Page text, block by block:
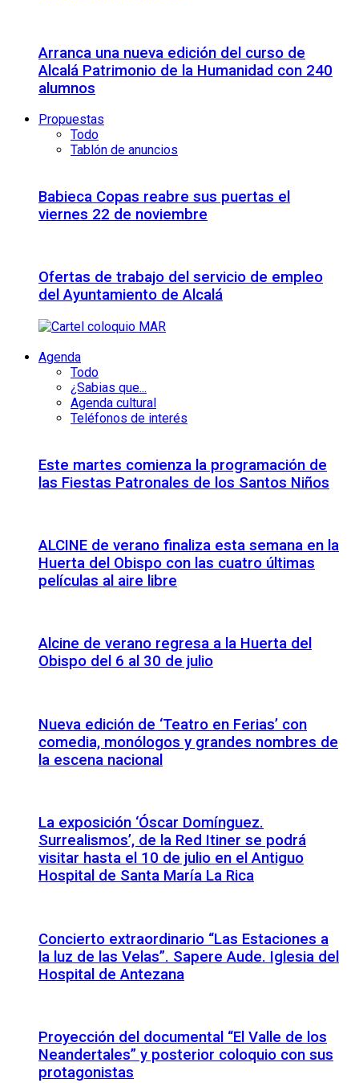
Arranca una nueva edición del curso de
Alcalá Patrimonio de la Humanidad con 240
alumnos
Propuestas
Todo
Tablón de anuncios
Babieca Copas reabre sus puertas el
viernes 22 de noviembre
Ofertas de trabajo del servicio de empleo
del Ayuntamiento de Alcalá
Agenda
Todo
¿Sabias que...
Agenda cultural
Teléfonos de interés
Este martes comienza la programación de
las Fiestas Patronales de los Santos Niños
ALCINE de verano finaliza esta semana en la
Huerta del Obispo con las cuatro últimas
películas al aire libre
Alcine de verano regresa a la Huerta del
Obispo del 6 al 30 de julio
Nueva edición de ‘Teatro en Ferias’ con
comedia, monólogos y grandes nombres de
la escena nacional
La exposición ‘Óscar Domínguez.
Surrealismos’, de la Red Itiner se podrá
visitar hasta el 10 de julio en el Antiguo
Hospital de Santa María La Rica
Concierto extraordinario “Las Estaciones a
la luz de las Velas”. Sapere Aude. Iglesia del
Hospital de Antezana
Proyección del documental “El Valle de los
Neandertales” y posterior coloquio con sus
protagonistas